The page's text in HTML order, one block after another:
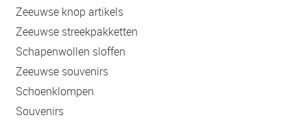
Zeeuwse knop artikels
Zeeuwse streekpakketten
Schapenwollen sloffen
Zeeuwse souvenirs
Schoenklompen
Souvenirs